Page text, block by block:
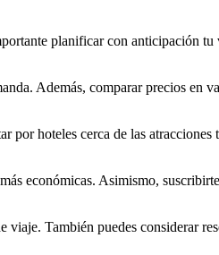
planificar con anticipación
Además, comparar precios en
por hoteles cerca de las
económicas. Asimismo,
También puedes considerar